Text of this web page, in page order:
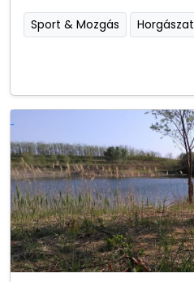
Sport & Mozgás Horgászat